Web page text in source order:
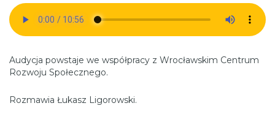
Audycja powstaje we współpracy z Wrocławskim Centrum
Rozwoju Społecznego.
Rozmawia Łukasz Ligorowski.